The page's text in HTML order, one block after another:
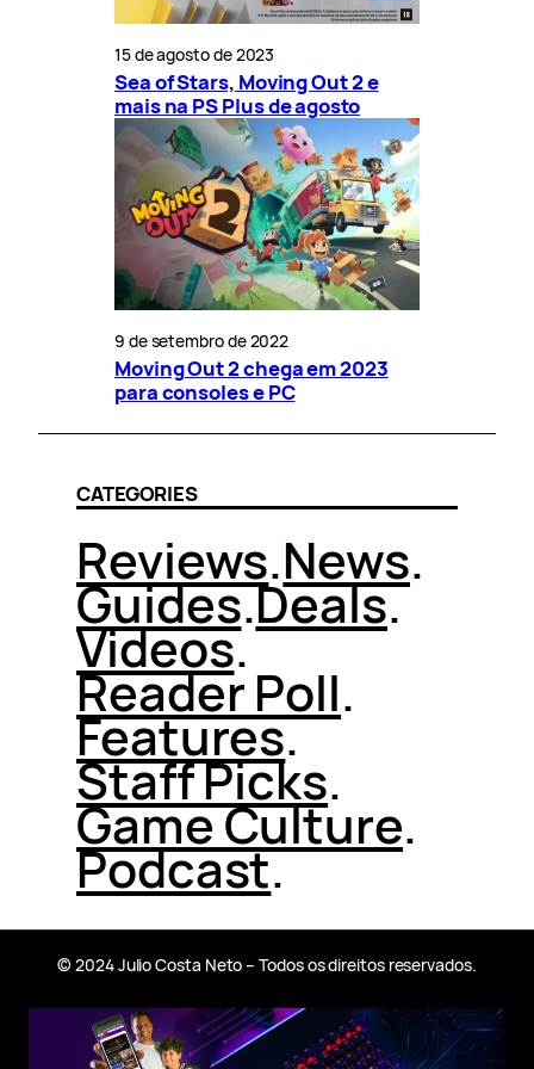
15 de agosto de 2023
Sea of Stars, Moving Out 2 e
mais na PS Plus de agosto
9 de setembro de 2022
Moving Out 2 chega em 2023
para consoles e PC
CATEGORIES
Reviews.News.
Guides.Deals.
Videos.
Reader Poll.
Features.
Staff Picks.
Game Culture.
Podcast.
© 2024 Julio Costa Neto – Todos os direitos reservados.